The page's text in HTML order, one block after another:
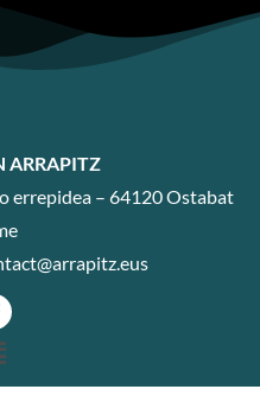
ARRAPITZ
errepidea – 64120 Ostabat